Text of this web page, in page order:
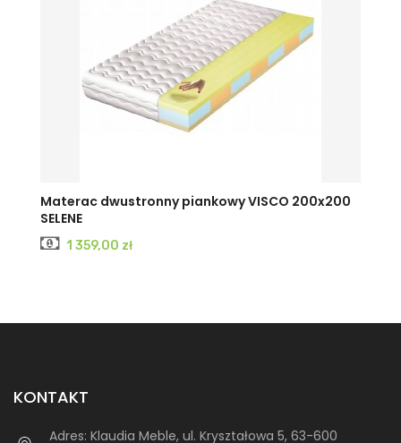
Materac dwustronny piankowy VISCO 200x200
SELENE
Cena
1 359,00 zł
KONTAKT
Adres: Klaudia Meble, ul. Kryształowa 5, 63-600